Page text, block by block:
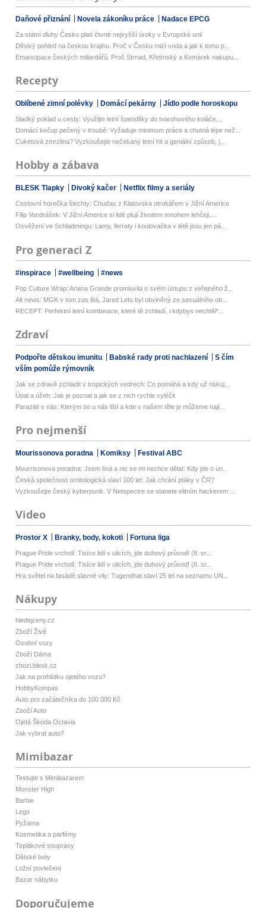
Daňové přiznání Novela zákoníku práce Nadace EPCG
Za státní dluhy Česko platí čtvrté nejvyšší úroky v Evropské unii
Děsivý pohled na českou krajinu. Proč v Česku mizí voda a jak k tomu p...
Emancipace českých miliardářů. Proč Strnad, Křetínský a Komárek nakupu...
Recepty
Oblíbené zimní polévky Domácí pekárny Jídlo podle horoskopu
Sladký poklad u cesty: Využijte letní špendlíky do tvarohového koláče,...
Domácí kečup pečený v troubě: Vyžaduje minimum práce a chutná lépe než...
Cuketová zmrzlina? Vyzkoušejte nečekaný letní hit a geniální způsob, j...
Hobby a zábava
BLESK Tlapky Divoký kačer Netflix filmy a seriály
Cestovní horečka šlechty: Chuďas z Klatovska otrokářem v Jižní Americe
Filip Vondrášek: V Jižní Americe si lidé plují životem mnohem lehčeji,...
Osvěžení ve Schladmingu: Lamy, ferraty i koulovačka v létě jsou jen pá...
Pro generaci Z
#inspirace #wellbeing #news
Pop Culture Wrap: Ariana Grande promluvila o svém ústupu z veřejného ž...
Alt news: MGK v tom zas lítá, Jared Leto byl obviněný ze sexuálního ob...
RECEPT: Perfektní letní kombinace, které tě zchladí, i kdybys nechtěl*...
Zdraví
Podpořte dětskou imunitu Babské rady proti nachlazení
S čím
vším pomůže rýmovník
Jak se zdravě zchladit v tropických vedrech: Co pomáhá a kdy už riskuj...
Úpal a úžeh: Jak je poznat a jak se z nich rychle vyléčit
Parazité v nás: Kterým se u nás líbí a kde v našem těle je můžeme nají...
Pro nejmenší
Mourissonova poradna Komiksy Festival ABC
Mourrisonova poradna: Jsem líná a nic se mi nechce dělat: Kdy jde o ún...
Česká společnost ornitologická slaví 100 let: Jak chrání ptáky v ČR?
Vyzkoušejte český kyberpunk. V Netspectre se stanete elitním hackerem ...
Video
Prostor X Branky, body, kokoti Fortuna liga
Prague Pride vrcholí: Tisíce lidí v ulicích, jde duhový průvod! (8. sr...
Prague Pride vrcholí: Tisíce lidí v ulicích, jde duhový průvod! (8. sr...
Hra světel na fasádě slavné vily: Tugendhat slaví 25 let na seznamu UN...
Nákupy
hledejceny.cz
Zboží Živě
Osobní vozy
Zboží Dáma
zbozi.blesk.cz
Jak na prohlídku ojetého vozu?
HobbyKompas
Auto pro začátečníka do 100 000 Kč
Zboží Auto
Ojetá Škoda Octavia
Jak vybrat auto?
Mimibazar
Testujte s Mimibazarem
Monster High
Barbie
Lego
Pyžama
Kosmetika a parfémy
Teplákové soupravy
Dětské boty
Ložní povlečení
Bazar nábytku
Doporučujeme